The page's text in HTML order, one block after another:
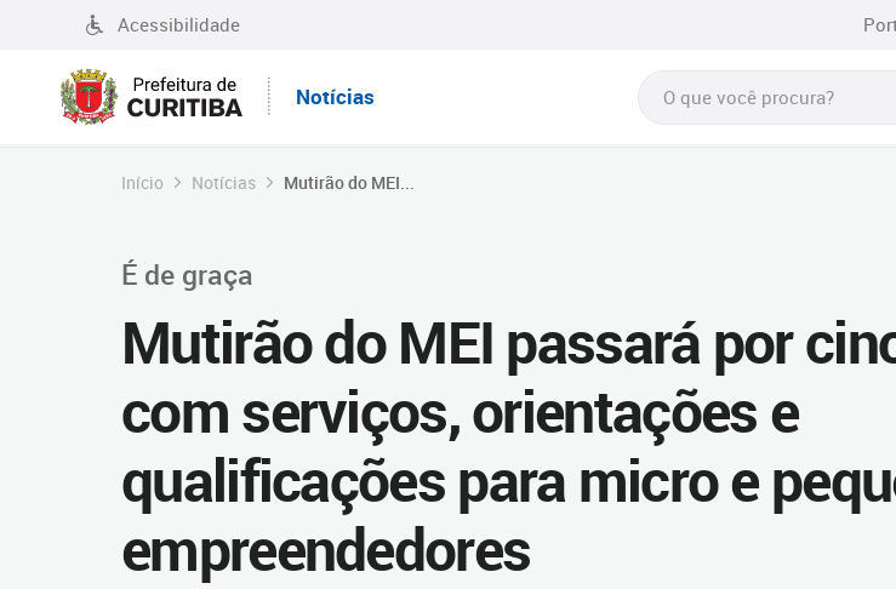
Acessibilidade
Notícias
Início Notícias Mutirão do MEI...
É de graça
Mutirão do MEI passará por
com serviços, orientações e
qualificações para micro e
empreendedores